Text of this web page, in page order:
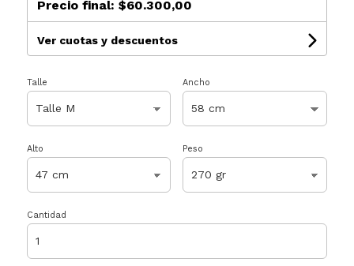
Precio final: $60.300,00
Ver cuotas y descuentos
Talle Ancho
Alto Peso
Cantidad